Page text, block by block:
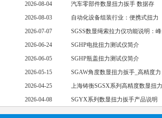
2026-08-04
汽车零部件数显扭力扳手 数据存
2026-08-03
自动化设备组装行业：便携式扭力
2026-07-07
SGSS数显绳索拉力仪功能说明：峰
2026-06-24
SGHP电批扭力测试仪简介
2026-06-05
SGHP瓶盖扭力测试仪简介
2026-05-15
SGAW角度数显扭力扳手_高精度力
2026-04-25
上海铸衡SGSX系列高精度数显扭力
2026-04-08
SGYX系列数显扭力扳手产品说明